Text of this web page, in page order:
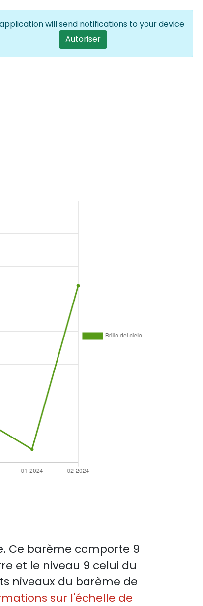
User account menu
Se connecter FR List
Ce barème comporte 9
et le niveau 9 celui du
niveaux du barème de
sur l'échelle de
will send notifications to your device
Autoriser